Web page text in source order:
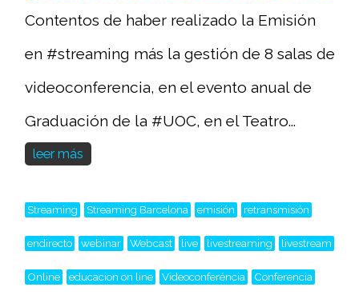
Contentos de haber realizado la Emisión
en #streaming más la gestión de 8 salas de
videoconferencia, en el evento anual de
Graduación de la #UOC, en el Teatro...
leer más
Streaming Streaming Barcelona emisión retransmisión
endirecto webinar Webcast live livestreaming livestream
Online educacion on line Videoconferéncia Conferencia